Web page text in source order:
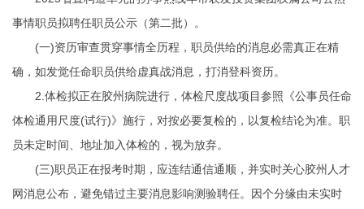
事情职员拟聘任职员公示（第二批）。
(一)资历审查贯穿事情全历程，职员供给的消息必需真正在精
确，如发觉任命职员供给虚真战消息，打消登科资历。
2.体检拟正在胶州病院进行，体检尺度战项目参照《公事员任命
体检通用尺度(试行)》施行，对按必要复检的，以复检结论为准。职
员未定时间、地址加入体检的，视为放弃。
(三)职员正在报考时期，应连结通信通顺，并实时关心胶州人才
网消息公布，避免错过主要消息影响测验聘任。因个分缘由未实时